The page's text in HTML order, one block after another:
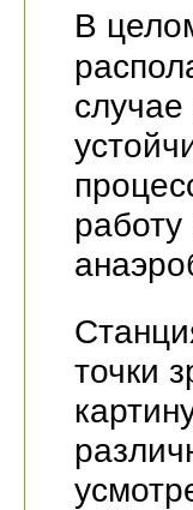
В
точки